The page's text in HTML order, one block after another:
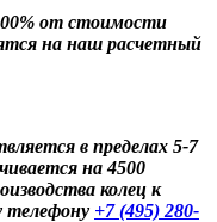
от стоимости
на наш расчетный
в пределах 5-7
на 4500
колец к
+7 (495) 280-